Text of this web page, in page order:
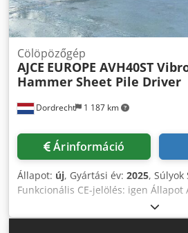
Dordrecht 1 187 km
Cölöpözőgép
AJCE EUROPE AVH40ST
Hammer Sheet Pile Driver
Árinformáció
Állapot: új, Gyártási év: 2025, Súlyok
Funkcionális CE-jelölés: igen
nagyon jó Műszaki állapot: nagyon
nagyon jó Azonosítás Referencia